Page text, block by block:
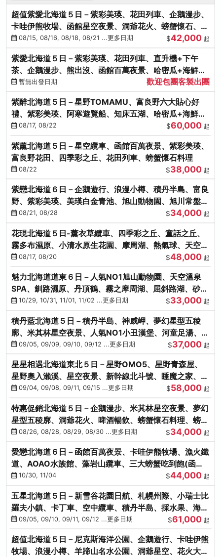
超值紫愛北海道５日－紫彩美瑛、花田列車、企鵝漫步、
卡哇伊熊牧場、函館星空夜景、洞爺花火、螃蟹懷石、啤
酒暢飲
08/15, 08/16, 08/18, 08/21 ...更多日期 $42,000 起
紫愛北海道５日－紫彩美瑛、花田列車、直升機+下午
茶、企鵝漫步、熊出沒、函館百萬夜景、哈密瓜+海鮮和
牛八大螃蟹吃到飽
暫無出發日期 歡迎包團客製出團
紫醉北海道５日－星野TOMAMU、富良野六大貼心好
禮、紫彩美瑛、阿寒遊覽船、知床五湖、哈密瓜+海鮮和
牛螃蟹吃到飽
08/17, 08/22 $60,000 起
紫薰北海道５日－星空纜車、函館百萬夜景、紫彩美瑛、
富良野花田、四季彩之丘、花田列車、螃蟹懷石料理
08/22 $38,000 起
紫戀北海道６日－企鵝遊行、浪漫小樽、積丹半島、富良
野、紫彩美瑛、美瑛白金青池、旭山動物園、旭川常盤旋
轉塔08/21, 08/28 $34,000 起
花現北海道５日-薰衣草纜車、四季彩之丘、童話之丘、
霧多布濕原、小清水原生花園、摩周湖、熱氣球、天空溫
泉SPA、螃蟹吃到飽
08/17, 08/20 $48,000 起
魅力北海道道東６日－人氣NO1旭山動物園、天空溫泉
SPA、釧路濕原、丹頂鶴、霧之摩周湖、屈斜路湖、砂湯
體驗10/29, 10/31, 11/01, 11/02 ...更多日期 $33,000 起
積丹藍北海道５日－積丹半島、神威岬、夢幻星型五稜
廓、米其林星空夜景、人氣NO1小丑漢堡、河童足湯、奇
幻燈遊步道、璀璨溪谷
09/05, 09/09, 09/10, 09/12 ...更多日期 $37,000 起
星星相遇北海道東北５日－星野OMO5、星野青森屋、
星野奧入瀨溪、星空夜景、新幹線北斗號、睡魔之家、十
和田湖(不進免稅店)
09/04, 09/08, 09/11, 09/15 ...更多日期 $58,000 起
特惠促銷北海道５日－企鵝漫步、米其林星空夜景、夢幻
星型五稜廓、洞爺花火、啤酒暢飲、螃蟹懷石料理、螃蟹
吃到飽
08/26, 08/28, 08/29, 08/30 ...更多日期 $34,000 起
愛戀北海道６日－函館百萬夜景、卡哇伊熊牧場、漁火鐵
道、AOAO水族館、藻岩山纜車、三大螃蟹吃到飽(函館/
千歲)
10/30, 11/04 $44,000 起
五星北海道５日－新雪谷花園日航、札幌州際、小瑞士比
羅夫小鎮、卡丁車、空中纜車、積丹半島、採水果、海鮮
和牛螃蟹放題
09/05, 09/10, 09/11, 09/12 ...更多日期 $61,000 起
超值北海道５日－尼克斯海洋公園、企鵝遊行、卡哇伊熊
牧場、浪漫小樽、羊蹄山名水公園、洞爺星空、花火大